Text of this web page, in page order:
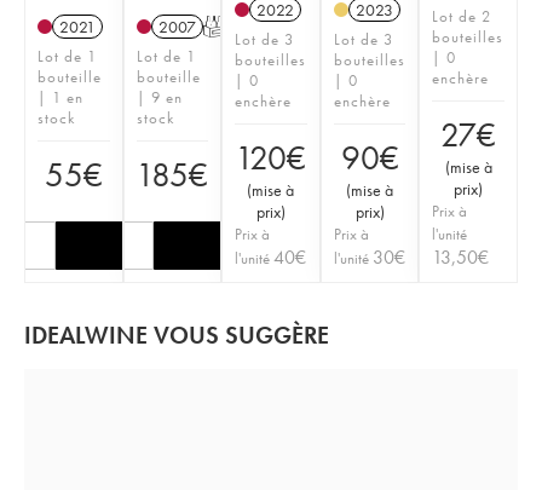
2021
Lot de 1
bouteille
| 1 en
stock
55€
2007 T
Lot de 1
bouteille
| 9 en
stock
185€
2022
Lot de 3
bouteilles
| 0
enchère
120€
(mise à
prix)
Prix à
l'unité40€
2023
Lot de 3
bouteilles
| 0
enchère
90€
(mise à
prix)
Prix à
l'unité 30€
Lot de 2
bouteilles
| 0
enchère
27€
(mise à
prix)
Prix à
l'unité
13,50€
IDEALWINE VOUS SUGGÈRE